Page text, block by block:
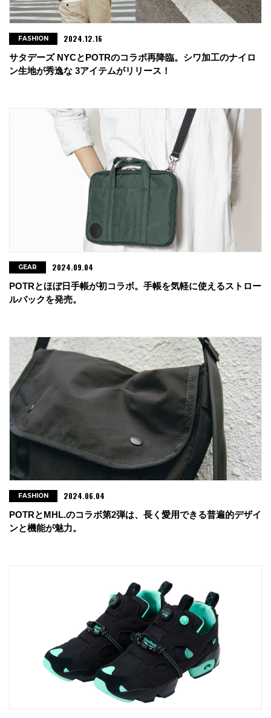
サタデーズ NYCとPOTRのコラボ再降臨。シワ加工のナイロ
ン生地が秀逸な 3アイテムがリリース！
FASHION 2024.12.16
POTRとほぼ日手帳が初コラボ。手帳を気軽に使えるストロー
ルバックを発売。
GEAR 2024.09.04
POTRとMHL.のコラボ第2弾は、長く愛用できる普遍的デザイ
ンと機能が魅力。
FASHION 2024.06.04